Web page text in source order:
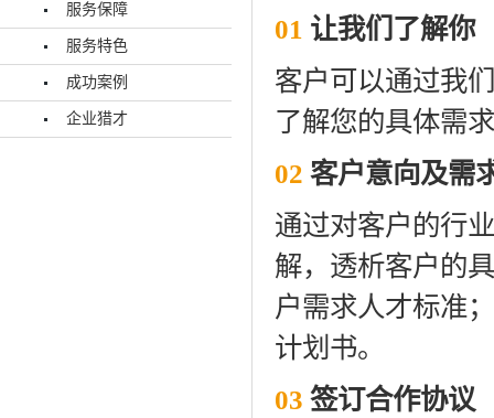
服务保障
服务特色
成功案例
企业猎才
01 让我们了解你
客户可以通过我
了解您的具体需
02 客户意向及需
通过对客户的行
解，透析客户的
户需求人才标准
计划书。
03 签订合作协议